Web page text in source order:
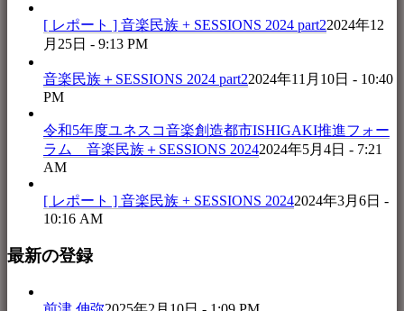
[ レポート ] 音楽民族 + SESSIONS 2024 part22024年12
月25日 - 9:13 PM
音楽民族＋SESSIONS 2024 part22024年11月10日 - 10:40
PM
令和5年度ユネスコ音楽創造都市ISHIGAKI推進フォー
ラム 音楽民族＋SESSIONS 20242024年5月4日 - 7:21
AM
[ レポート ] 音楽民族 + SESSIONS 20242024年3月6日 -
10:16 AM
最新の登録